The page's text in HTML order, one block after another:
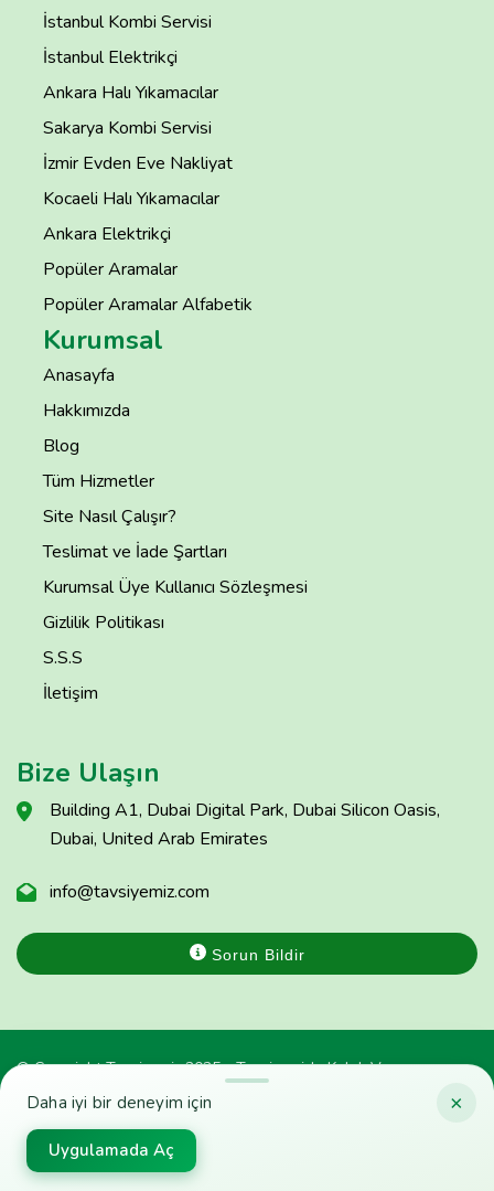
×
Daha iyi bir deneyim için
Uygulamada Aç
İstanbul Kombi Servisi
İstanbul Elektrikçi
Ankara Halı Yıkamacılar
Sakarya Kombi Servisi
İzmir Evden Eve Nakliyat
Kocaeli Halı Yıkamacılar
Ankara Elektrikçi
Popüler Aramalar
Popüler Aramalar Alfabetik
Kurumsal
Anasayfa
Hakkımızda
Blog
Tüm Hizmetler
Site Nasıl Çalışır?
Teslimat ve İade Şartları
Kurumsal Üye Kullanıcı Sözleşmesi
Gizlilik Politikası
S.S.S
İletişim
Bize Ulaşın
Building A1, Dubai Digital Park, Dubai Silicon Oasis,
Dubai, United Arab Emirates
info@tavsiyemiz.com
Sorun Bildir
© Copyright Tavsiyemiz 2025 - Tavsiyemiz'e Kulak Ver